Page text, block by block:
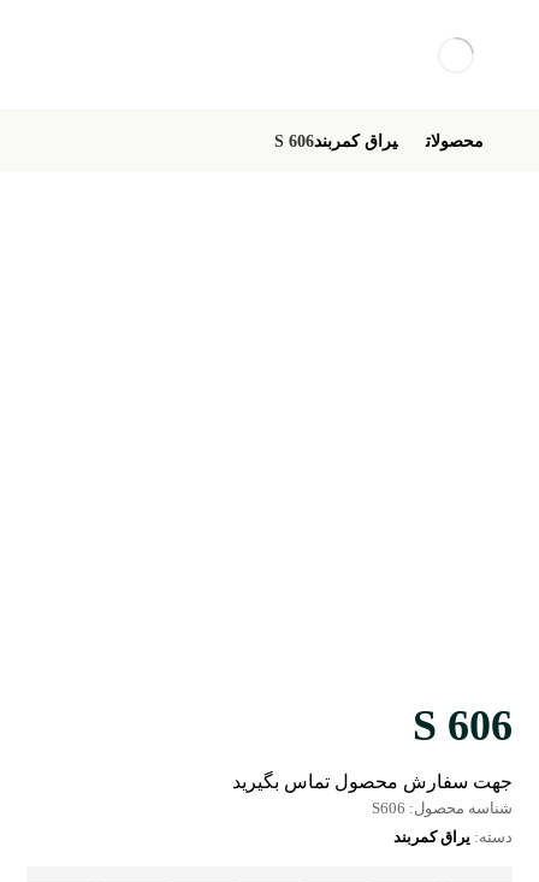
محصولات یراق کمربندS 606
S 606
جهت سفارش محصول تماس بگیرید
شناسه محصول: S606
دسته: یراق کمربند